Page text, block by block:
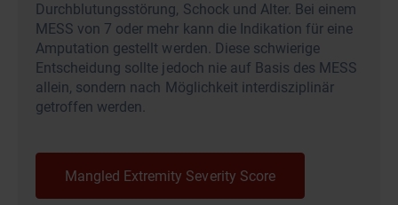
Durchblutungsstörung, Schock und Alter. Bei einem
MESS von 7 oder mehr kann die Indikation für eine
Amputation gestellt werden. Diese schwierige
Entscheidung sollte jedoch nie auf Basis des MESS
allein, sondern nach Möglichkeit interdisziplinär
getroffen werden.
Mangled Extremity Severity Score